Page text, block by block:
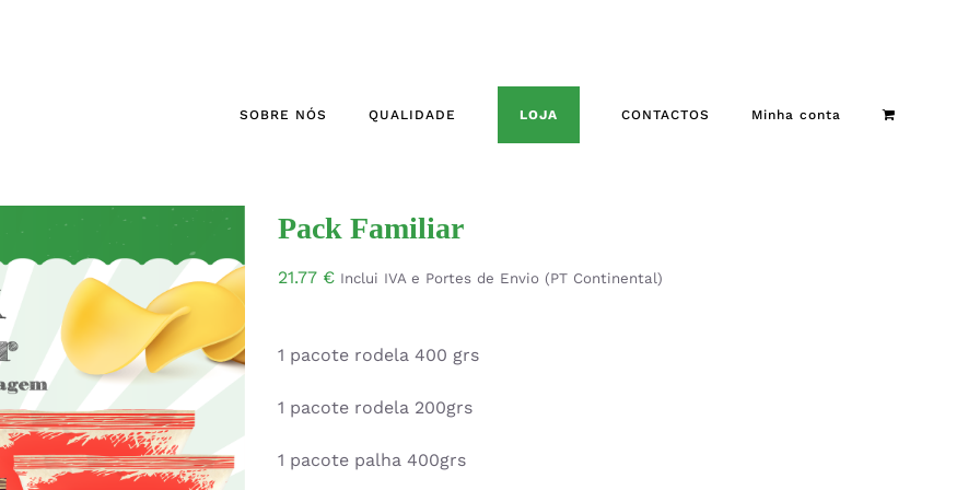
SOBRE NÓS QUALIDADE LOJA CONTACTOS Minha conta
Pack Familiar
21.77 € Inclui IVA e Portes de Envio (PT Continental)
1 pacote rodela 400 grs
1 pacote rodela 200grs
1 pacote palha 400grs